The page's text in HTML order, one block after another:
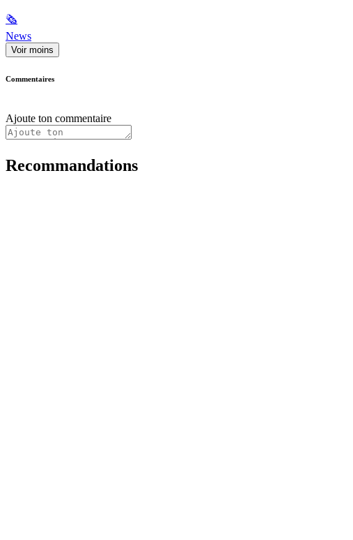
🗞
News
Voir moins
Commentaires
Ajoute ton commentaire
Recommandations